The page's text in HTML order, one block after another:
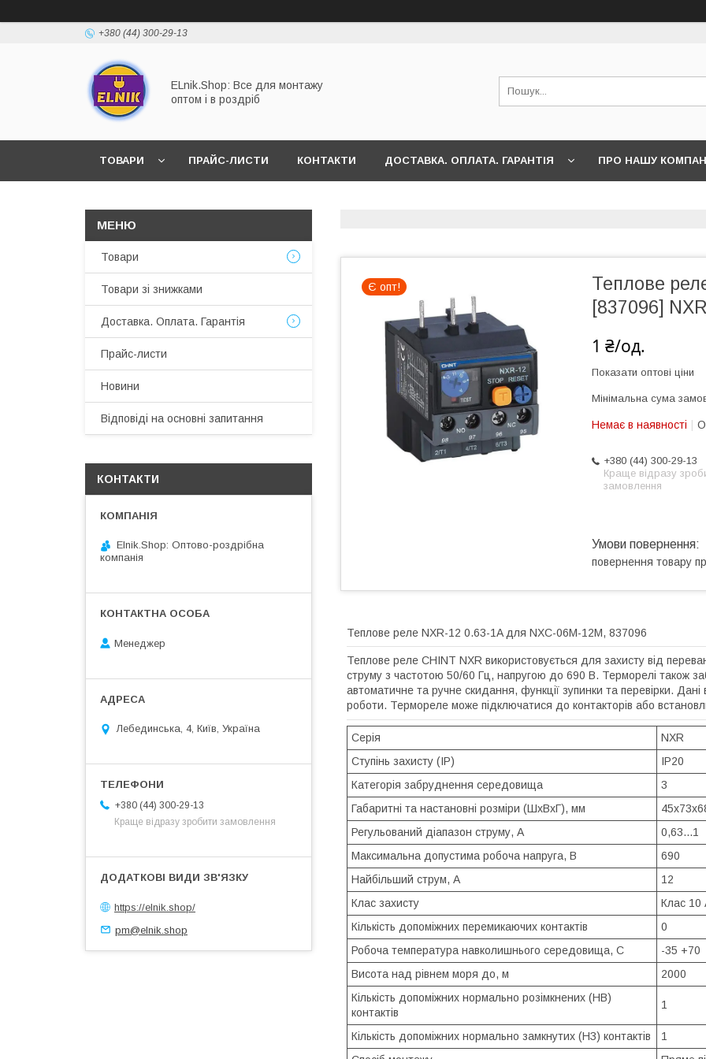
+380 (44) 300-29-13
ELnik.Shop: Все для монтажу
оптом і в роздріб
ТОВАРИ ПРАЙС-ЛИСТИ КОНТАКТИ ДОСТАВКА. ОПЛАТА. ГАРАНТІЯ ПРО НАШУ
Є опт!
Теплове
[837096]
1 ₴/од.
Показати оптові ціни
Мінімальна сума
Немає в наявності
+380 (44) 300-29-13
Краще відразу
замовлення
повернення товару
Теплове реле NXR-12 0.63-1A для NXC-06M-12M, 837096
Теплове реле CHINT NXR використовується для захисту від
струму з частотою 50/60 Гц, напругою до 690 В. Терморелі також
автоматичне та ручне скидання, функції зупинки та перевірки. Дані
роботи. Термореле може підключатися до контакторів або
Серія
NXR
Ступінь захисту (IP)
IP20
Категорія забруднення середовища
3
Габаритні та настановні розміри (ШхВхГ), мм
Регульований діапазон струму, А
0,63...1
Максимальна допустима робоча напруга, В
690
Найбільший струм, А
12
Клас захисту
Клас 10
Кількість допоміжних перемикаючих контактів
0
Робоча температура навколишнього середовища, C
-35 +70
Висота над рівнем моря до, м
2000
Кількість допоміжних нормально розімкнених (НВ)
контактів
1
Кількість допоміжних нормально замкнутих (НЗ) контактів
1
Товари
Товари зі знижками
Доставка. Оплата. Гарантія
Прайс-листи
Новини
Відповіді на основні запитання
КОНТАКТИ
Elnik.Shop: Оптово-роздрібна
компанія
Менеджер
Лебединська, 4, Київ, Україна
+380 (44) 300-29-13
Краще відразу зробити замовлення
https://elnik.shop/
pm@elnik.shop